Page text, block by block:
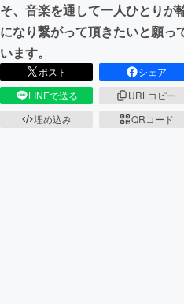
そ、音楽を通して一人ひとりが
になり繋がって頂きたいと願っ
います。
ポスト
シェア
LINEで送る
URLコピー
埋め込み
QRコード